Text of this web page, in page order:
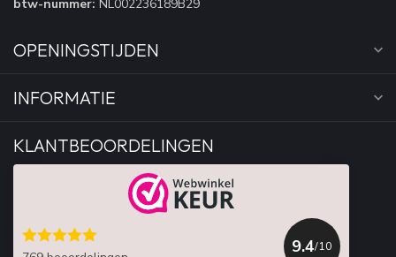
btw-nummer: NL002236189B29
OPENINGSTIJDEN
INFORMATIE
KLANTBEOORDELINGEN
9.4/10